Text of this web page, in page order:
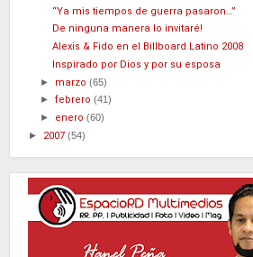
“Ya mis tiempos de guerra pasaron…”
De ninguna manera lo invitaré!
Alexis & Fido en el Billboard Latino 2008
Inspirado por Dios y por su esposa
► marzo(65)
►febrero(41)
► enero(60)
► 2007 (54)